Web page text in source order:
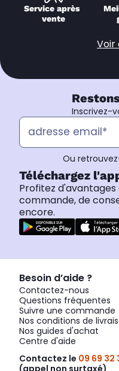
Service après
vente
Voir
Inscrivez-
Ou
Téléchargez
Profitez d'avantages
commande, de
encore.
Besoin d’aide ?
Contactez-nous
Questions fréquentes
Suivre une commande
Nos conditions de
Nos guides d'achat
Centre d'aide
Contactez le 09 69 32